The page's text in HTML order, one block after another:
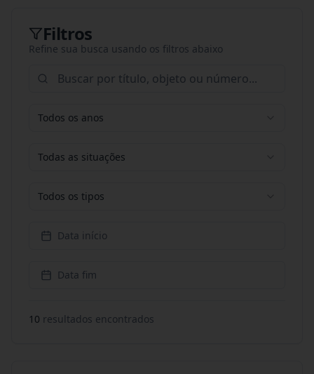
Filtros
Refine sua busca usando os filtros abaixo
Todos os anos
Todas as situações
Todos os tipos
Data início
Data fim
10 resultados encontrados